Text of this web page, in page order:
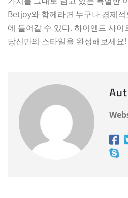
Betjoy와 함께라면 누구나 경제
에 들어갈 수 있다. 하이엔드 사
당신만의 스타일을 완성해보세요!